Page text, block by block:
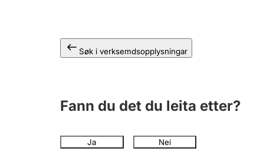
Søk i verksemdsopplysningar
Fann du det du leita etter?
Ja Nei